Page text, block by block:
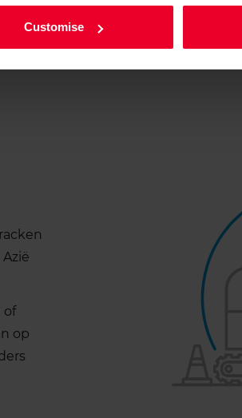
Customise
tanlpassen en helpen
brandstof.
of
op